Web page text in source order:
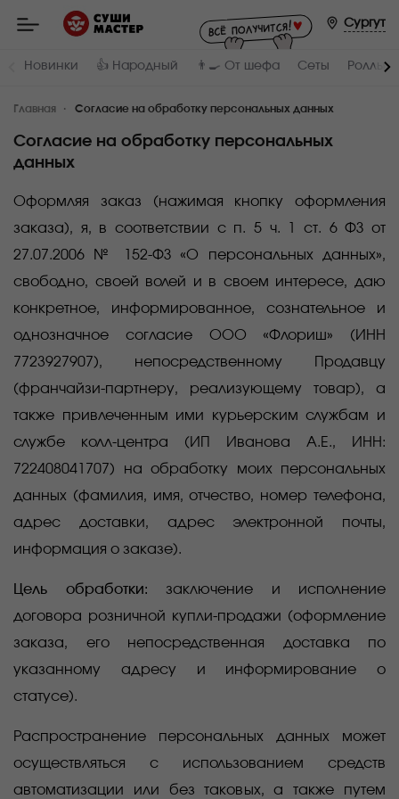
Мастер
заказ
доставка
суши,
WOK
Сургуте
Сургут
Новинки 👍 Народный 👨‍🍳 От шефа Сеты Роллы
Главная Согласие на обработку персональных данных
Согласие на обработку персональных
данных
Оформляя заказ (нажимая кнопку оформления
заказа), я, в соответствии с п. 5 ч. 1 ст. 6 ФЗ от
27.07.2006 № 152-ФЗ «О персональных данных»,
свободно, своей волей и в своем интересе, даю
конкретное, информированное, сознательное и
однозначное согласие ООО «Флориш» (ИНН
7723927907), непосредственному Продавцу
(франчайзи-партнеру, реализующему товар), а
также привлеченным ими курьерским службам и
службе колл-центра (ИП Иванова А.Е., ИНН:
722408041707) на обработку моих персональных
данных (фамилия, имя, отчество, номер телефона,
адрес доставки, адрес электронной почты,
информация о заказе).
Цель обработки: заключение и исполнение
договора розничной купли-продажи (оформление
заказа, его непосредственная доставка по
указанному адресу и информирование о
статусе).
Распространение персональных данных может
осуществляться с использованием средств
автоматизации или без таковых, а также путем